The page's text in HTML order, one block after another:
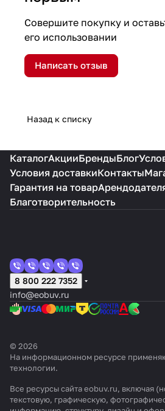
Совершите покупку и
его использовании
Написать отзыв
Назад к списку
КаталогАкцииБрендыБлог
Условия доставкиКонтакты
Гарантия на товар
Благотворительность
8 800 222 7352
info@eobuv.ru
© 2026
На информационном ресурсе
технологии.
Все ресурсы сайта eobuv.ru, включая
текстовую, графическую,